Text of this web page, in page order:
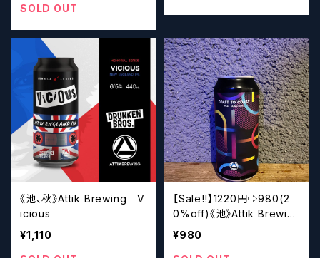
SOLD OUT
《池、秋》Attik Brewing V
icious
¥1,110
【Sale‼︎】1220円⇨980(2
0%off)《池》Attik Brewin
g Coast to Coast
¥980